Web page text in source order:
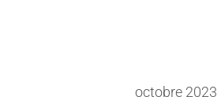
octobre 2023